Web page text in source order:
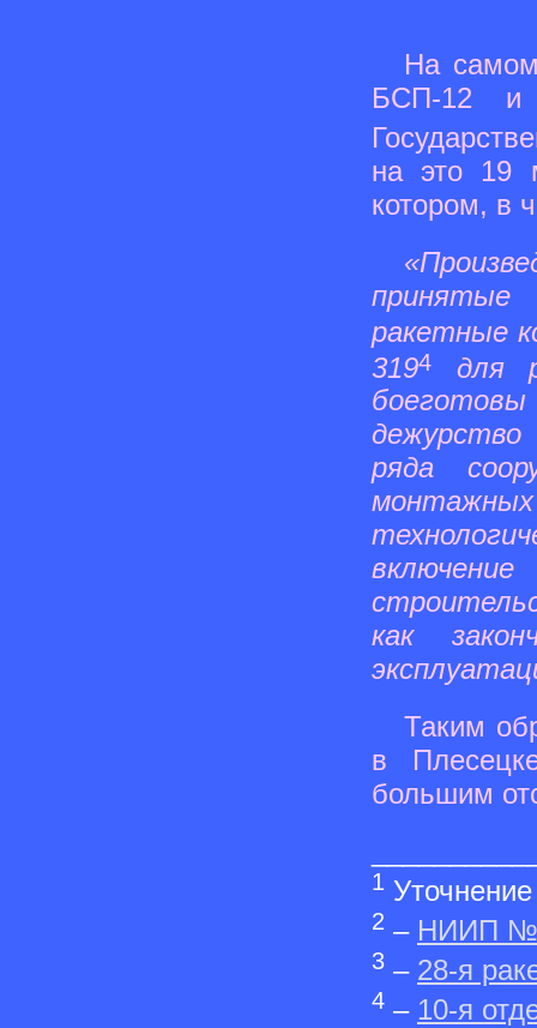
На
БСП-12 и
на это 19
котором, в
ракетные
3194
для
ряда
как
Таким
в
большим
1
2 – НИИП
3 – 28-я
4 – 10-я